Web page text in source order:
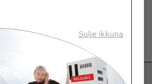
Sulje ikkuna